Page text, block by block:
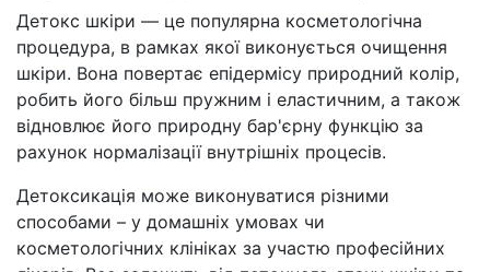
Детокс шкіри — це популярна косметологічна
процедура, в рамках якої виконується очищення
шкіри. Вона повертає епідермісу природний колір,
робить його більш пружним і еластичним, а також
відновлює його природну бар'єрну функцію за
рахунок нормалізації внутрішніх процесів.
Детоксикація може виконуватися різними
способами – у домашніх умовах чи
косметологічних клініках за участю професійних